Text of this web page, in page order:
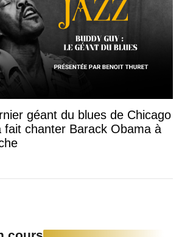
géant du blues de Chicago
fait chanter Barack Obama à